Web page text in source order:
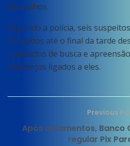
Guarulhos.
Segundo a polícia, seis
foragidos até o final da tarde
mandados de busca e
endereços ligados a eles.
Previous
Após adiamentos, Banco
regular Pix